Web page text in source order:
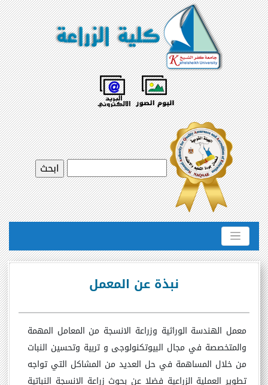
نبذة عن المعمل
معمل الهندسة الوراثية وزراعة الانسجة من المعامل المهمة
والمتخصصة في مجال البيوتكنولوجى و تربية وتحسين النبات
من خلال المساهمة في حل العديد من المشاكل التي تواجه
تطوير العملية الزراعية فضلا عن بحوث زراعة الانسجة النباتية